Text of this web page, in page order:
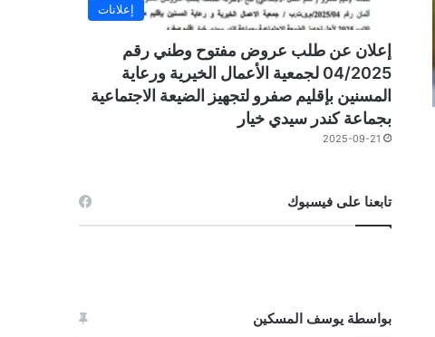
إعلانات
إعلان عن طلب عروض مفتوح وطني رقم
04/2025 لجمعية الأعمال الخيرية ورعاية
المسنين بإقليم صفرو لتجهيز الضيعة الاجتماعية
بجماعة كندر سيدي خيار
2025-09-21
تابعنا على فيسبوك
بواسطة يوسف المسكين